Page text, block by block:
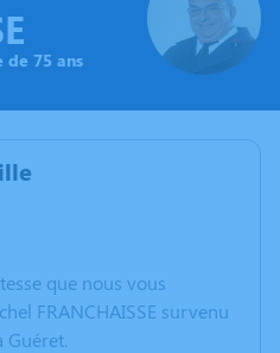
de 75 ans
que nous vous
FRANCHAISSE survenu
Guéret.